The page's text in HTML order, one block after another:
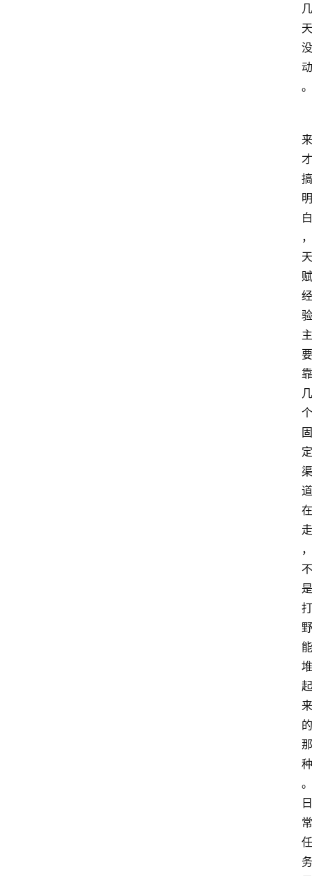
几
天
没
动
。
来
才
搞
明
白
，
天
赋
经
验
主
要
靠
几
个
固
定
渠
道
在
走
，
不
是
打
野
能
堆
起
来
的
那
种
。
日
常
任
务